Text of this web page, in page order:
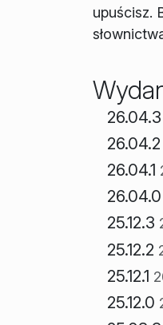
upuścisz.
26.04.3
26.04.2
26.04.1
26.04.0
25.12.3
25.12.2
25.12.1
25.12.0